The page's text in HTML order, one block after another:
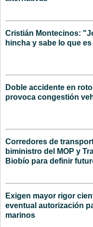
Cristián Montecinos:
hincha y sabe lo que
Doble accidente en
provoca congestión
Corredores de
biministro del MOP y
Biobío para definir
Exigen mayor rigor
eventual autorización
marinos